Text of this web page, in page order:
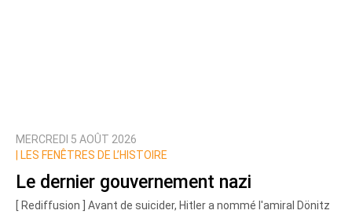
MERCREDI 5 AOÛT 2026
LES FENÊTRES DE L’HISTOIRE
Le dernier gouvernement nazi
[ Rediffusion ] Avant de suicider, Hitler a nommé l'amiral Dönitz